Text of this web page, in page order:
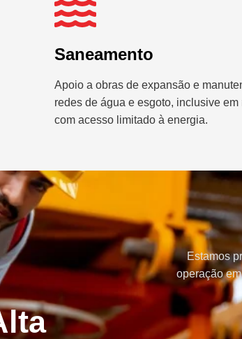
Saneamento
Apoio a obras de expansão e
redes de água e esgoto, inclusive em
com acesso limitado à energia.
Estamos
operação